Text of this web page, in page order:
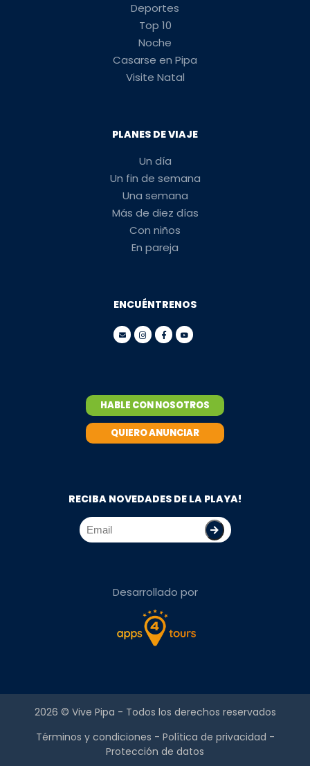
Deportes
Top 10
Noche
Casarse en Pipa
Visite Natal
PLANES DE VIAJE
Un día
Un fin de semana
Una semana
Más de diez días
Con niños
En pareja
ENCUÉNTRENOS
HABLE CON NOSOTROS
QUIERO ANUNCIAR
RECIBA NOVEDADES DE LA PLAYA!
Desarrollado por
2026 © Vive Pipa - Todos los derechos reservados
Términos y condiciones - Política de privacidad -
Protección de datos